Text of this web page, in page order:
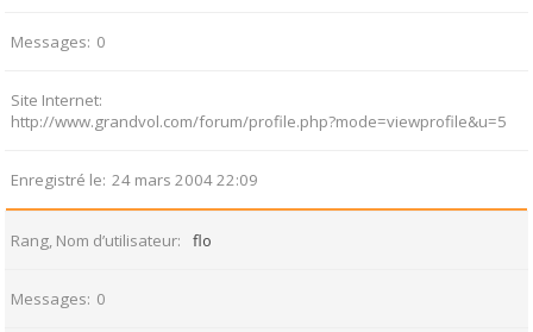
Messages 0
Site Internet
http://www.grandvol.com/forum/profile.php?mode=viewprofile&u=5
Enregistré le 24 mars 2004 22:09
Rang, Nom d’utilisateur flo
Messages 0